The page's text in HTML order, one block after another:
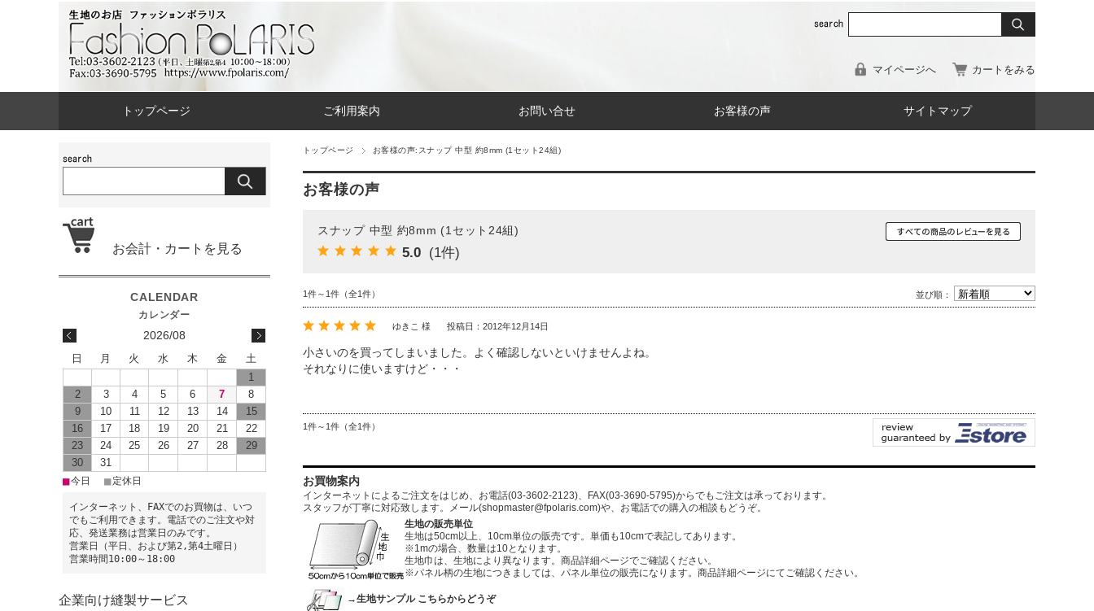
マイページへ カートをみる
トップページ ご利用案内 お問い合せ お客様の声 サイトマップ
トップページ お客様の声:スナップ 中型 約8mm (1セット24組)
お客様の声
スナップ 中型 約8mm (1セット24組)
5.0 (1件)
1件～1件（全1件） 並び順：
ゆきこ 様 投稿日：2012年12月14日
小さいのを買ってしまいました。よく確認しないといけませんよね。
それなりに使いますけど・・・
1件～1件（全1件）
お買物案内
インターネットによるご注文をはじめ、お電話(03-3602-2123)、FAX(03-3690-5795)からでもご注文は承っております。
スタッフが丁寧に対応致します。メール(shopmaster@fpolaris.com)や、お電話での購入の相談もどうぞ。
生地の販売単位
生地は50cm以上、10cm単位の販売です。単価も10cmで表記してあります。
※1mの場合、数量は10となります。
生地巾は、生地により異なります。商品詳細ページでご確認ください。
※パネル柄の生地につきましては、パネル単位の販売になります。商品詳細ページにてご確認ください。
→生地サンプル こちらからどうぞ
お会計・カートを見る
2026/08
日 月 火 水 木 金
土
1
2
3 4 5 6 7
8
9
10 11 12 13 14
15
16
17 18 19 20 21
22
23
24 25 26 27 28
29
30
31
■今日 ■ 定休日
インターネット、FAXでのお買物は、いつ
でもご利用できます。電話でのご注文や対
応、発送業務は営業日のみです。
営業日（平日、および第2,第4土曜日）
営業時間10:00～18:00
企業向け縫製サービス